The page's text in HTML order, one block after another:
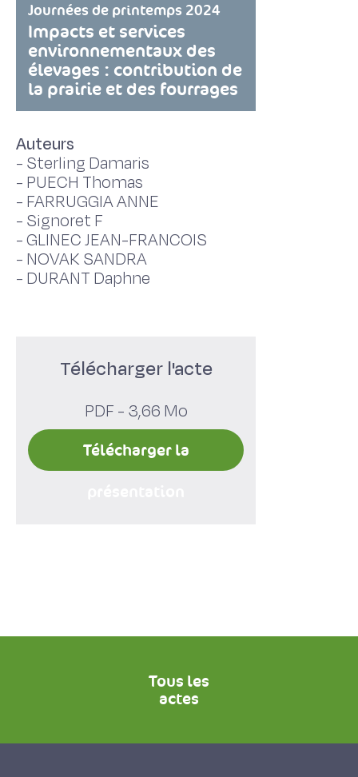
Journées de printemps 2024
Impacts et services
environnementaux des
élevages : contribution de
la prairie et des fourrages
Auteurs
- Sterling Damaris
- PUECH Thomas
- FARRUGGIA ANNE
- Signoret F
-GLINEC JEAN-FRANCOIS
- NOVAK SANDRA
- DURANT Daphne
Télécharger l'acte
PDF - 3,66 Mo
Télécharger la
Tous les
actes